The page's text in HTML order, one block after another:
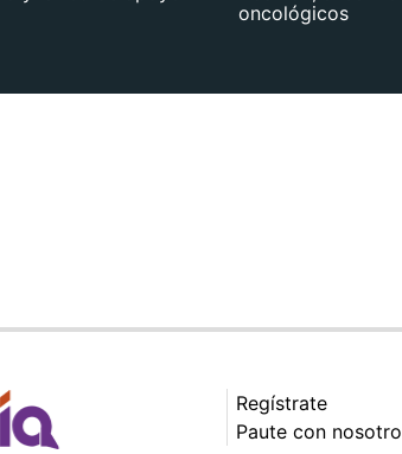
oncológicos
Regístrate
Paute con